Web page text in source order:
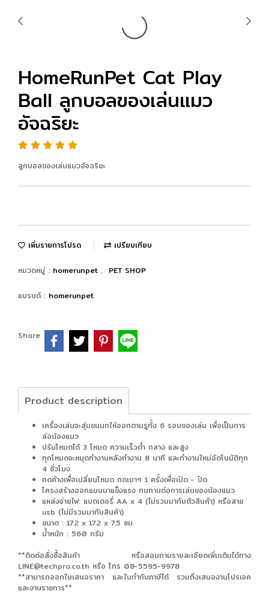
HomeRunPet Cat Play
Ball ลูกบอลของเล่นแมว
อัจฉริยะ
ลูกบอลของเล่นแมวอัจฉริยะ
เพิ่มรายการโปรด เปรียบเทียบ
หมวดหมู่ : homerunpet , PET SHOP
แบรนด์ : homerunpet
Share
Product description
เครื่องเล่นจะสุ่มขนนกให้ออกตามรูทั้ง 6 รอบของเล่น เพื่อเป็นการ
ล่อน้องแมว
ปรับโหมดได้ 3 โหมด ความเร็วต่ำ กลาง และสูง
ทุกโหมดจะหนุดทำงานหลังทำงาน 8 นาที และทำงานใหม่อัตโนมัติทุก
4 ชั่วโมง
กดค้างเพื่อเปลี่ยนโหมด กดเบาๆ 1 ครั้งเพื่อเปิด - ปิด
โครงสร้างออกแบบมาแข็งแรง ทนทานต่อการเล่นของน้องแมว
แหล่งจ่ายไฟ: แบตเตอรี่ AA x 4 (ไม่รวมมากับตัวสินค้า) หรือสาย
usb (ไม่มีรวมมากับสินค้า)
ขนาด : 17.2 x 17.2 x 7.5 ซม.
น้ำหนัก : 560 กรัม
**ติดต่อสั่งซื้อสินค้า หรือสอบถามรายละเอียดเพิ่มเติมได้ทาง
LINE@techpro.co.th หรือ โทร 08-5595-9978
**สามารถออกใบเสนอราคา และใบกำกับภาษีได้ รวมถึงเสนองานโปรเจค
และงานราชการ**